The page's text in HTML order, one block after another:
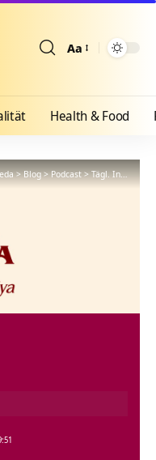
Aa
Health & Food
>Blog>Podcast>Tägl. Inspiration